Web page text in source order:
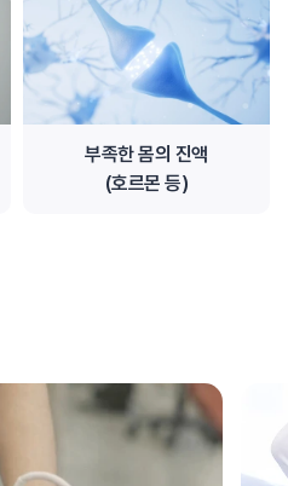
부족한 몸의 진액
(호르몬 등)